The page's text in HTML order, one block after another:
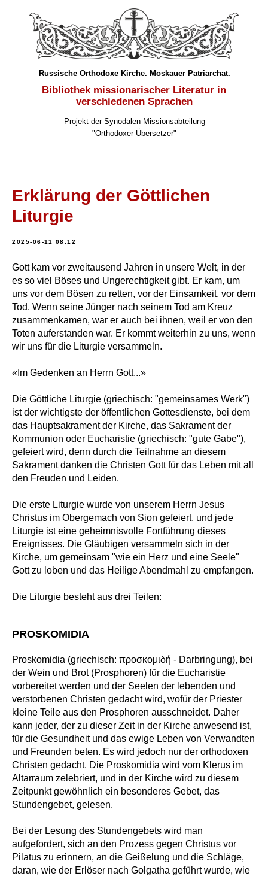
Russische Orthodoxe Kirche. Moskauer Patriarchat.
Bibliothek missionarischer Literatur in
verschiedenen Sprachen
Projekt der Synodalen Missionsabteilung
"Orthodoxer Übersetzer"
Erklärung der Göttlichen
Liturgie
2025-06-11 08:12
Gott kam vor zweitausend Jahren in unsere Welt, in der
es so viel Böses und Ungerechtigkeit gibt. Er kam, um
uns vor dem Bösen zu retten, vor der Einsamkeit, vor dem
Tod. Wenn seine Jünger nach seinem Tod am Kreuz
zusammenkamen, war er auch bei ihnen, weil er von den
Toten auferstanden war. Er kommt weiterhin zu uns, wenn
wir uns für die Liturgie versammeln.
«Im Gedenken an Herrn Gott...»
Die Göttliche Liturgie (griechisch: "gemeinsames Werk")
ist der wichtigste der öffentlichen Gottesdienste, bei dem
das Hauptsakrament der Kirche, das Sakrament der
Kommunion oder Eucharistie (griechisch: "gute Gabe"),
gefeiert wird, denn durch die Teilnahme an diesem
Sakrament danken die Christen Gott für das Leben mit all
den Freuden und Leiden.
Die erste Liturgie wurde von unserem Herrn Jesus
Christus im Obergemach von Sion gefeiert, und jede
Liturgie ist eine geheimnisvolle Fortführung dieses
Ereignisses. Die Gläubigen versammeln sich in der
Kirche, um gemeinsam "wie ein Herz und eine Seele"
Gott zu loben und das Heilige Abendmahl zu empfangen.
Die Liturgie besteht aus drei Teilen:
PROSKOMIDIA
Proskomidia (griechisch: προσκομιδή - Darbringung), bei
der Wein und Brot (Prosphoren) für die Eucharistie
vorbereitet werden und der Seelen der lebenden und
verstorbenen Christen gedacht wird, wofür der Priester
kleine Teile aus den Prosphoren ausschneidet. Daher
kann jeder, der zu dieser Zeit in der Kirche anwesend ist,
für die Gesundheit und das ewige Leben von Verwandten
und Freunden beten. Es wird jedoch nur der orthodoxen
Christen gedacht. Die Proskomidia wird vom Klerus im
Altarraum zelebriert, und in der Kirche wird zu diesem
Zeitpunkt gewöhnlich ein besonderes Gebet, das
Stundengebet, gelesen.
Bei der Lesung des Stundengebets wird man
aufgefordert, sich an den Prozess gegen Christus vor
Pilatus zu erinnern, an die Geißelung und die Schläge,
daran, wie der Erlöser nach Golgatha geführt wurde, wie